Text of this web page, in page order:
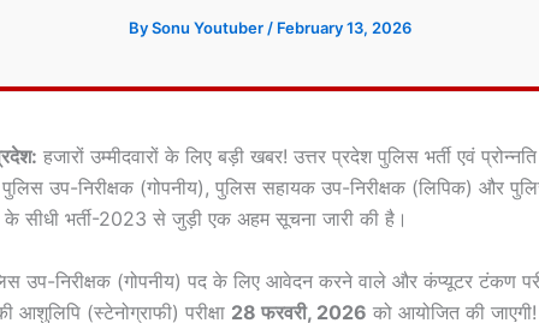
BySonu Youtuber / February 13, 2026
हजारों उम्मीदवारों के लिए बड़ी खबर! उत्तर प्रदेश पुलिस भर्ती एवं प्रोन्नति
उप-निरीक्षक (गोपनीय), पुलिस सहायक उप-निरीक्षक (लिपिक) और
के सीधी भर्ती-2023 से जुड़ी एक अहम सूचना जारी की है।
उप-निरीक्षक (गोपनीय) पद के लिए आवेदन करने वाले और कंप्यूटर टंकण
आशुलिपि (स्टेनोग्राफी) परीक्षा 28 फरवरी, 2026 को आयोजित की जाएगी!